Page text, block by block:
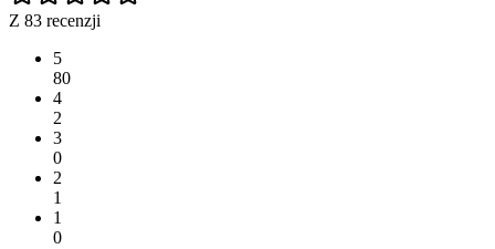
Z 83 recenzji
5
80
4
2
3
0
2
1
1
0